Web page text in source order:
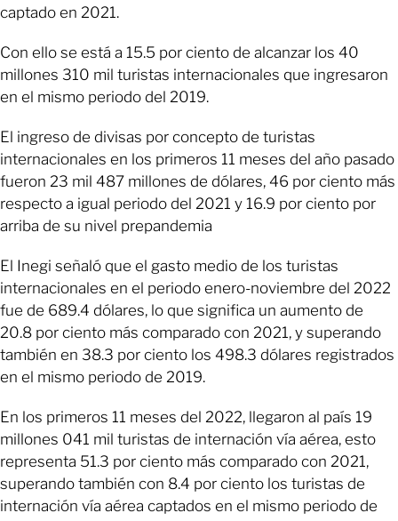
captado en 2021.
Con ello se está a 15.5 por ciento de alcanzar los 40
millones 310 mil turistas internacionales que ingresaron
en el mismo periodo del 2019.
El ingreso de divisas por concepto de turistas
internacionales en los primeros 11 meses del año pasado
fueron 23 mil 487 millones de dólares, 46 por ciento más
respecto a igual periodo del 2021 y 16.9 por ciento por
arriba de su nivel prepandemia
El Inegi señaló que el gasto medio de los turistas
internacionales en el periodo enero-noviembre del 2022
fue de 689.4 dólares, lo que significa un aumento de
20.8 por ciento más comparado con 2021, y superando
también en 38.3 por ciento los 498.3 dólares registrados
en el mismo periodo de 2019.
En los primeros 11 meses del 2022, llegaron al país 19
millones 041 mil turistas de internación vía aérea, esto
representa 51.3 por ciento más comparado con 2021,
superando también con 8.4 por ciento los turistas de
internación vía aérea captados en el mismo periodo de